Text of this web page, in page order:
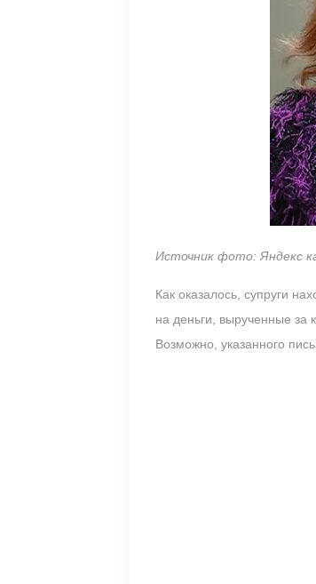
Источник фото: Яндекс
Как оказалось, супруги
на деньги, вырученные за
Возможно, указанного